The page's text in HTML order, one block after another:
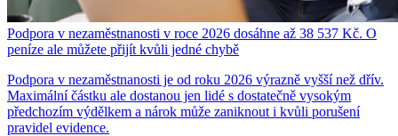
Podpora v nezaměstnanosti v roce 2026 dosáhne až 38 537 Kč. O
peníze ale můžete přijít kvůli jedné chybě
Podpora v nezaměstnanosti je od roku 2026 výrazně vyšší než dřív.
Maximální částku ale dostanou jen lidé s dostatečně vysokým
předchozím výdělkem a nárok může zaniknout i kvůli porušení
pravidel evidence.